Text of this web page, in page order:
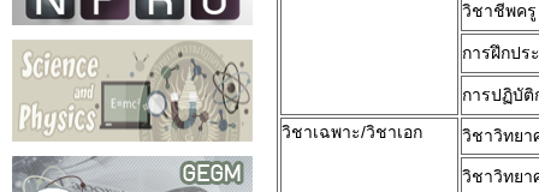
วิชาชีพครู
การฝึกปร
การปฏิบั
วิชาเฉพาะ/วิชาเอก
วิชาวิทย
วิชาวิทยา